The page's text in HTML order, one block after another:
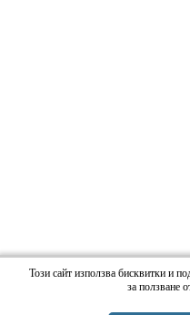
Copyright
Този сайт използва бисквитки и
за ползване